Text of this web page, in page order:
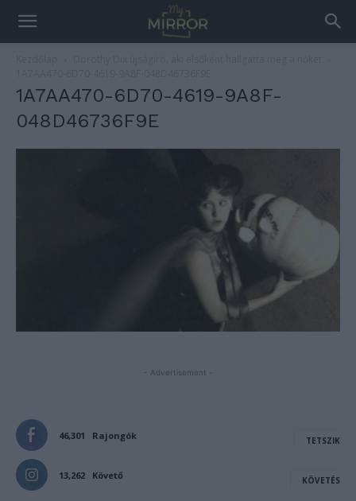
1A7AA470-6D70-4619-9A8F-
048D46736F9E
- Advertisement -
46,301 Rajongók TETSZIK
13,262 Követő KÖVETÉS